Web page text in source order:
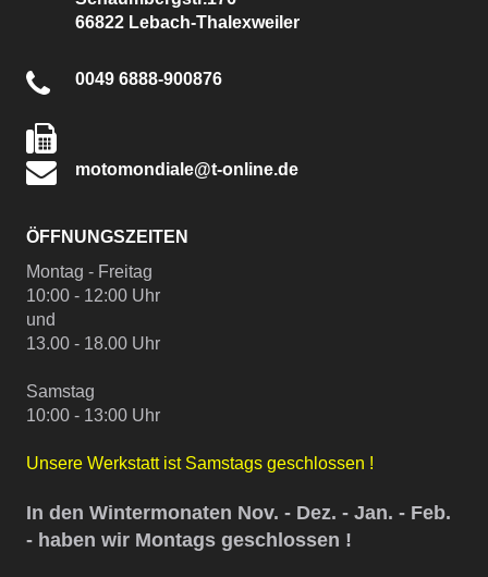
66822 Lebach-Thalexweiler
0049 6888-900876
motomondiale@t-online.de
ÖFFNUNGSZEITEN
Montag - Freitag
10:00 - 12:00 Uhr
und
13.00 - 18.00 Uhr
Samstag
10:00 - 13:00 Uhr
Unsere Werkstatt ist Samstags geschlossen !
In den Wintermonaten Nov. - Dez. - Jan. - Feb.
- haben wir Montags geschlossen !